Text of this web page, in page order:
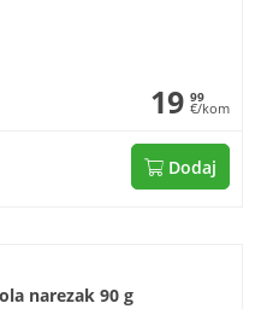
19 99
€/kom
Dodaj
narezak 90 g